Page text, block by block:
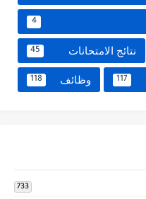
4
نتائج الامتحانات 45
117 وظائف 118
733